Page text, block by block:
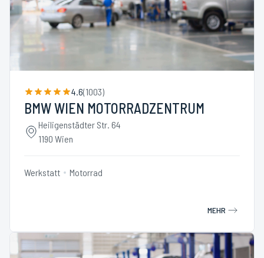
4.6(1003)
BMW WIEN MOTORRADZENTRUM
Heiligenstädter Str. 64
1190 Wien
Werkstatt Motorrad
MEHR